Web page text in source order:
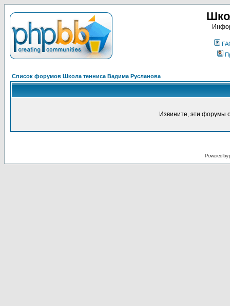
Список форумов Школа тенниса Вадима Русланова
Извините, эти форумы
Powered by